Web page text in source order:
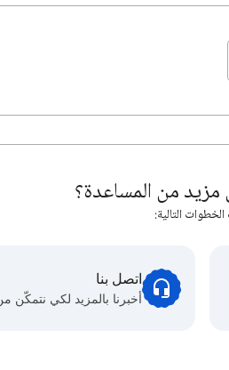
من المساعدة؟
التالية:
اتصل بنا
أخبرنا بالمزيد لكي